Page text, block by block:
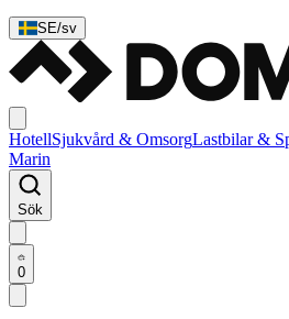
SE/sv
HotellSjukvård & OmsorgLastbilar &
Marin
Sök
0